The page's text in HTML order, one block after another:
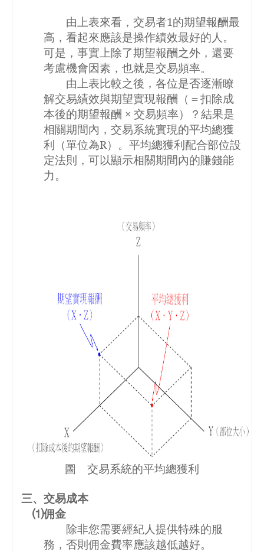
由上表來看，交易者1的期望報酬最
高，看起來應該是操作績效最好的人。
可是，事實上除了期望報酬之外，還要
考慮機會因素，也就是交易頻率。
由上表比較之後，各位是否逐漸瞭
解交易績效與期望實現報酬（＝扣除成
本後的期望報酬 × 交易頻率）？結果是
相關期間內，交易系統實現的平均總獲
利（單位為R）。平均總獲利配合部位設
定法則，可以顯示相關期間內的賺錢能
力。
圖 交易系統的平均總獲利
三、交易成本
⑴佣金
除非您需要經紀人提供特殊的服
務，否則佣金費率應該越低越好。